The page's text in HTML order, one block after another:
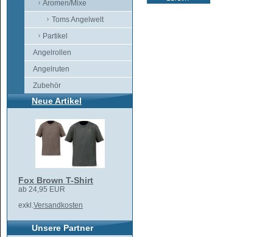
Aromen/Mixe
Toms Angelwelt
Partikel
Angelrollen
Angelruten
Zubehör
Neue Artikel
Fox Brown T-Shirt
ab 24,95 EUR
exkl.Versandkosten
Unsere Partner